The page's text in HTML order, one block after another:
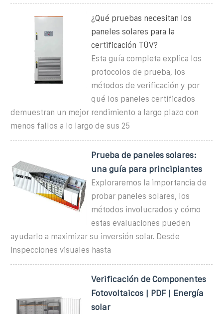
¿Qué pruebas necesitan los
paneles solares para la
certificación TÜV?
Esta guía completa explica los
protocolos de prueba, los
métodos de verificación y por
qué los paneles certificados
demuestran un mejor rendimiento a largo plazo con
menos fallos a lo largo de sus 25
Prueba de paneles solares:
una guía para principiantes
Exploraremos la importancia de
probar paneles solares, los
métodos involucrados y cómo
estas evaluaciones pueden
ayudarlo a maximizar su inversión solar. Desde
inspecciones visuales hasta
Verificación de Componentes
Fotovoltaicos | PDF | Energía
solar